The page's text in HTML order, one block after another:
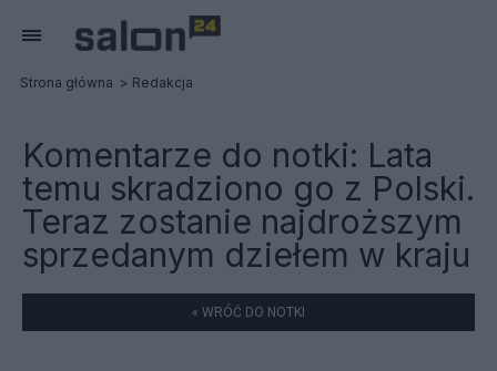
Strona główna Redakcja
Komentarze do notki: Lata
temu skradziono go z Polski.
Teraz zostanie najdroższym
sprzedanym dziełem w kraju
« WRÓĆ DO NOTKI